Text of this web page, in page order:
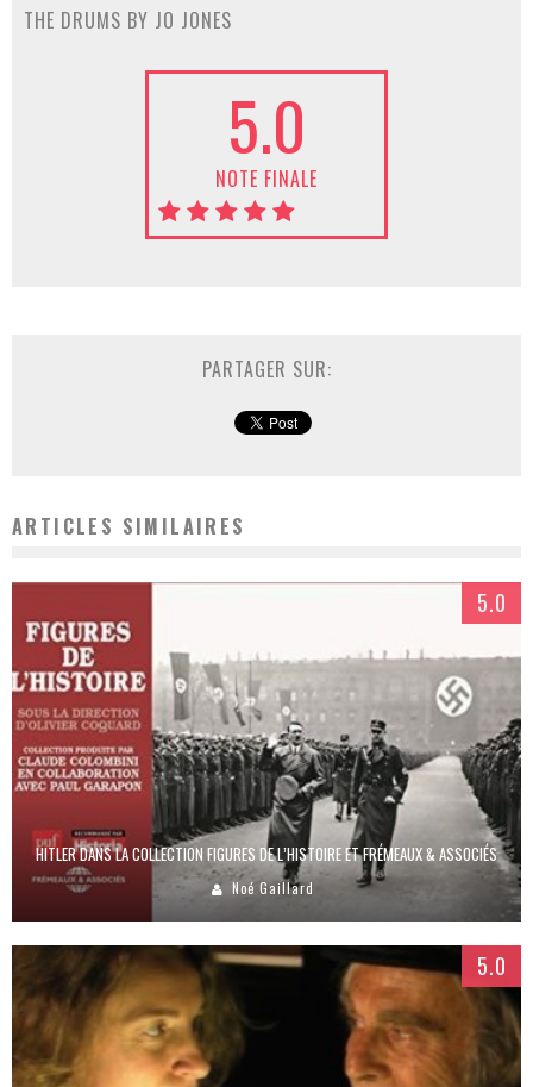
THE DRUMS BY JO JONES
5.0
NOTE FINALE
PARTAGER SUR:
ARTICLES SIMILAIRES
5.0
HITLER DANS LA COLLECTION FIGURES DE L’HISTOIRE ET FRÉMEAUX & ASSOCIÉS
Noé Gaillard
5.0